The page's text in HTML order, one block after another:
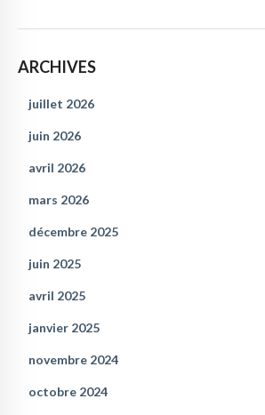
ARCHIVES
juillet 2026
juin 2026
avril 2026
mars 2026
décembre 2025
juin 2025
avril 2025
janvier 2025
novembre 2024
octobre 2024